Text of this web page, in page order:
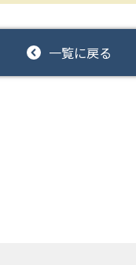
一覧に戻る